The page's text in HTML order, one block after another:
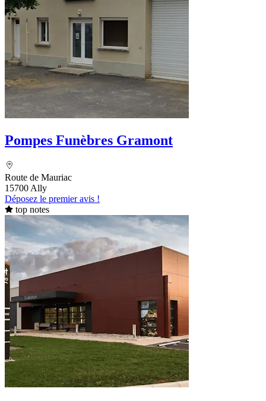
Pompes Funèbres Gramont
Route de Mauriac
15700 Ally
Déposez le premier avis !
top notes